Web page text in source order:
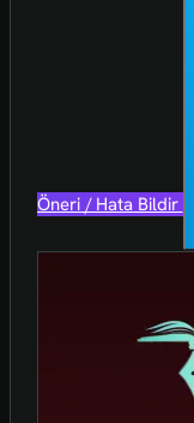
Öneri / Hata Bildir